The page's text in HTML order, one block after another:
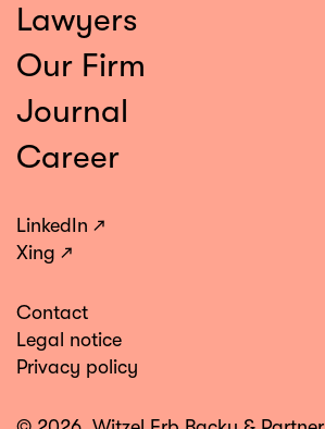
Lawyers
Our Firm
Journal
Career
LinkedIn
Xing
Contact
Legal notice
Privacy policy